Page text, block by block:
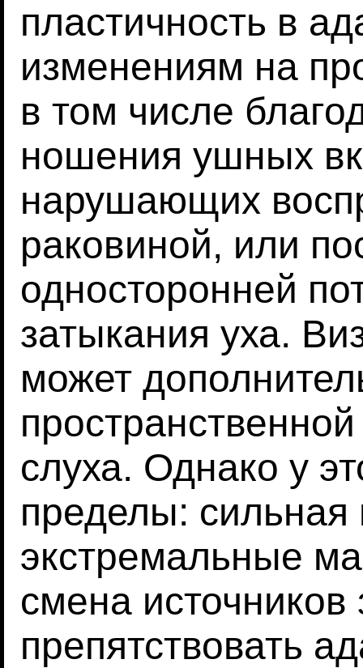
пластичность в
изменениям на
в том числе
ношения ушных
нарушающих
раковиной, или
односторонней
затыкания уха.
может
слуха. Однако у
пределы: сильная
экстремальные
смена источников
препятствовать